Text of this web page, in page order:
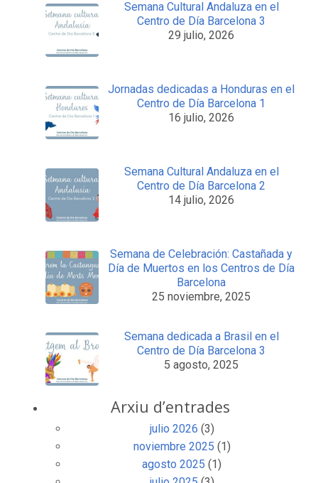
Semana Cultural Andaluza en el
Centro de Día Barcelona 3
29 julio, 2026
Jornadas dedicadas a Honduras en el
Centro de Día Barcelona 1
16 julio, 2026
Semana Cultural Andaluza en el
Centro de Día Barcelona 2
14 julio, 2026
Semana de Celebración: Castañada y
Día de Muertos en los Centros de Día
Barcelona
25 noviembre, 2025
Semana dedicada a Brasil en el
Centro de Día Barcelona 3
5 agosto, 2025
Arxiu d’entrades
julio 2026 (3)
noviembre 2025 (1)
agosto 2025 (1)